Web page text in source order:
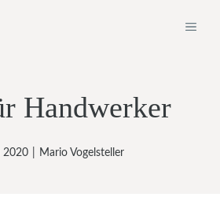
Handwerker
2020 Mario Vogelsteller